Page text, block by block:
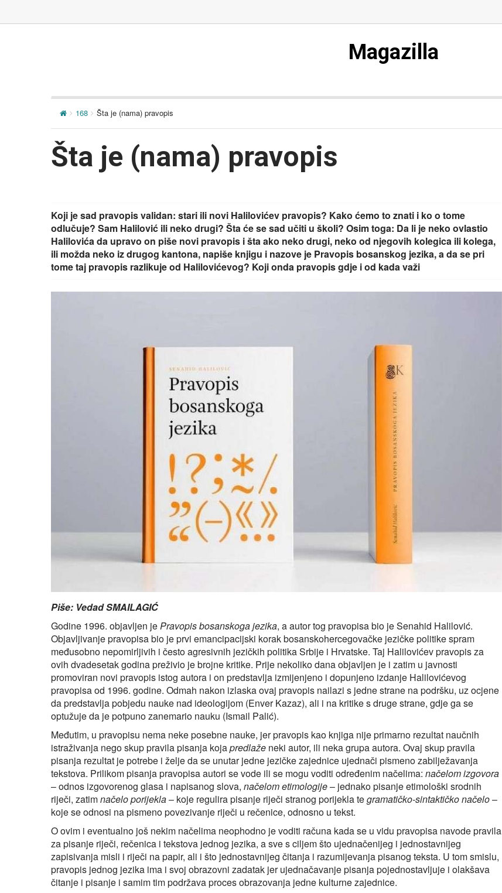
Magazilla
168 Šta je (nama) pravopis
Šta je (nama) pravopis
Koji je sad pravopis validan: stari ili novi Halilovićev pravopis? Kako ćemo to znati i ko o tome
odlučuje? Sam Halilović ili neko drugi? Šta će se sad učiti u školi? Osim toga: Da li je neko ovlastio
Halilovića da upravo on piše novi pravopis i šta ako neko drugi, neko od njegovih kolegica ili kolega,
ili možda neko iz drugog kantona, napiše knjigu i nazove je Pravopis bosanskog jezika, a da se pri
tome taj pravopis razlikuje od Halilovićevog? Koji onda pravopis gdje i od kada važi
Piše: Vedad SMAILAGIĆ
Godine 1996. objavljen jePravopis bosanskoga jezika, a autor tog pravopisa bio je Senahid Halilović.
Objavljivanje pravopisa bio je prvi emancipacijski korak bosanskohercegovačke jezičke politike spram
međusobno nepomirljivih i često agresivnih jezičkih politika Srbije i Hrvatske. Taj Halilovićev pravopis za
ovih dvadesetak godina preživio je brojne kritike. Prije nekoliko dana objavljen je i zatim u javnosti
promoviran novi pravopis istog autora i on predstavlja izmijenjeno i dopunjeno izdanje Halilovićevog
pravopisa od 1996. godine. Odmah nakon izlaska ovaj pravopis nailazi s jedne strane na podršku, uz ocjene
da predstavlja pobjedu nauke nad ideologijom (Enver Kazaz), ali i na kritike s druge strane, gdje ga se
optužuje da je potpuno zanemario nauku (Ismail Palić).
Međutim, u pravopisu nema neke posebne nauke, jer pravopis kao knjiga nije primarno rezultat naučnih
istraživanja nego skup pravila pisanja kojapredlaže neki autor, ili neka grupa autora. Ovaj skup pravila
pisanja rezultat je potrebe i želje da se unutar jedne jezičke zajednice ujednači pismeno zabilježavanja
tekstova. Prilikom pisanja pravopisa autori se vode ili se mogu voditi određenim načelima: načelom izgovora
– odnos izgovorenog glasa i napisanog slova, načelom etimologije– jednako pisanje etimološki srodnih
riječi, zatimnačelo porijekla– koje regulira pisanje riječi stranog porijekla tegramatičko-sintaktičko načelo–
koje se odnosi na pismeno povezivanje riječi u rečenice, odnosno u tekst.
O ovim i eventualno još nekim načelima neophodno je voditi računa kada se u vidu pravopisa navode pravila
za pisanje riječi, rečenica i tekstova jednog jezika, a sve s ciljem što ujednačenijeg i jednostavnijeg
zapisivanja misli i riječi na papir, ali i što jednostavnijeg čitanja i razumijevanja pisanog teksta. U tom smislu,
pravopis jednog jezika ima i svoj obrazovni zadatak jer ujednačavanje pisanja pojednostavljuje i olakšava
čitanje i pisanje i samim tim podržava proces obrazovanja jedne kulturne zajednice.